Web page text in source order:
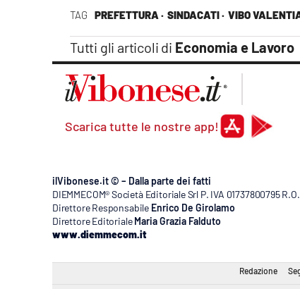
TAG PREFETTURA · SINDACATI · VIBO
Tutti gli articoli di Economia e Lavoro
Scarica tutte le nostre app!
ilVibonese.it © – Dalla parte dei fatti
DIEMMECOM® Società Editoriale Srl P. IVA 01737800795
Direttore Responsabile Enrico De Girolamo
Direttore Editoriale Maria Grazia Falduto
www.diemmecom.it
Redazione